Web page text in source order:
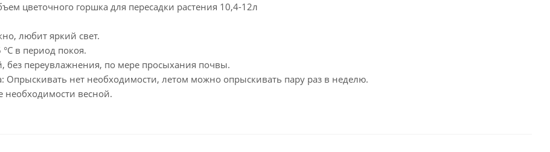
цветочного горшка для пересадки растения 10,4-12л
любит яркий свет.
в период покоя.
переувлажнения, по мере просыхания почвы.
Опрыскивать нет необходимости, летом можно опрыскивать пару раз в неделю.
необходимости весной.